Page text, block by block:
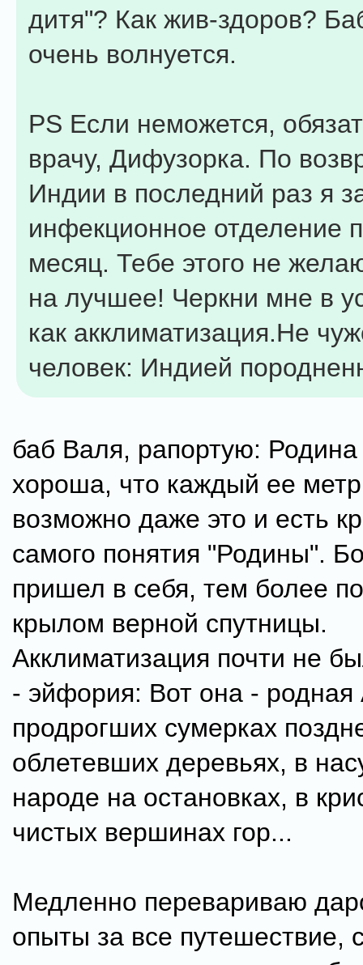
дитя"? Как жив-здоров?
очень волнуется.
PS Если неможется,
врачу, Дифузорка. По
Индии в последний раз я
инфекционное отделение
месяц. Тебе этого не
на лучшее! Черкни мне в
как акклиматизация.Не
человек: Индией
баб Валя, рапортую:
хороша, что каждый ее
возможно даже это и есть
самого понятия "Родины".
пришел в себя, тем более
крылом верной спутницы.
Акклиматизация почти не
- эйфория: Вот она - родная
продрогших сумерках
облетевших деревьях, в
народе на остановках, в
чистых вершинах гор...
Медленно перевариваю
опыты за все путешествие,